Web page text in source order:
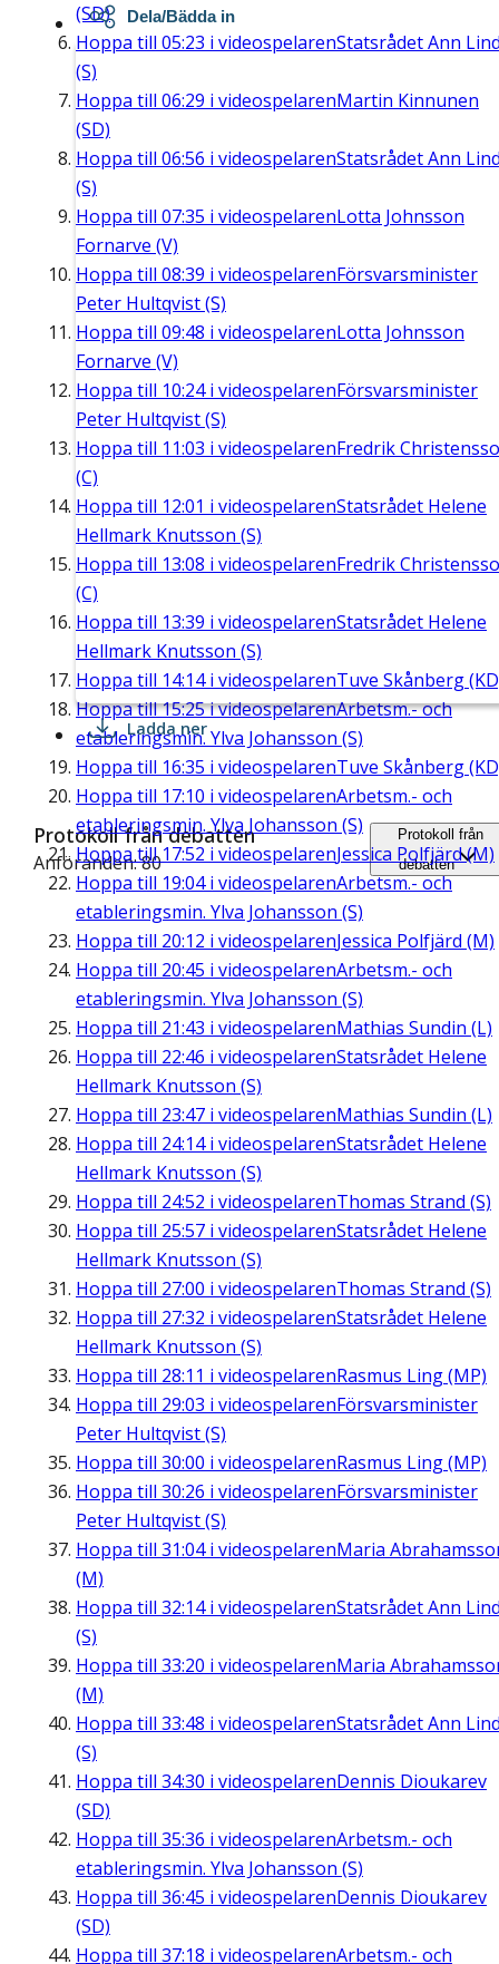
(SD)
Hoppa till 05:23 i videospelarenStatsrådet Ann
(S)
Hoppa till 06:29 i videospelarenMartin Kinnunen
(SD)
Hoppa till 06:56 i videospelarenStatsrådet Ann
(S)
Hoppa till 07:35 i videospelarenLotta Johnsson
Fornarve (V)
Hoppa till 08:39 i videospelarenFörsvarsminister
Peter Hultqvist (S)
Hoppa till 09:48 i videospelarenLotta Johnsson
Fornarve (V)
Hoppa till 10:24i videospelarenFörsvarsminister
Peter Hultqvist (S)
Hoppa till 11:03 i videospelarenFredrik
(C)
Hoppa till 12:01 i videospelarenStatsrådet Helene
Hellmark Knutsson (S)
Hoppa till 13:08 i videospelarenFredrik
(C)
Hoppa till 13:39 i videospelarenStatsrådet Helene
Hellmark Knutsson (S)
Hoppa till 14:14i videospelarenTuve Skånberg
Hoppa till15:25i videospelarenArbetsm.- och
etableringsmin. Ylva Johansson (S)
Hoppa till 16:35 i videospelarenTuve Skånberg
Hoppa till 17:10 i videospelarenArbetsm.- och
etableringsmin. Ylva Johansson (S)
Hoppa till17:52 i videospelarenJessica Polfjärd (M)
Hoppa till 19:04i videospelarenArbetsm.- och
etableringsmin. Ylva Johansson (S)
Hoppa till 20:12 i videospelarenJessica Polfjärd (M)
Hoppa till 20:45 i videospelarenArbetsm.- och
etableringsmin. Ylva Johansson (S)
Hoppa till 21:43 i videospelarenMathias Sundin (L)
Hoppa till 22:46 i videospelarenStatsrådet Helene
Hellmark Knutsson (S)
Hoppa till 23:47 i videospelarenMathias Sundin (L)
Hoppa till 24:14i videospelarenStatsrådet Helene
Hellmark Knutsson (S)
Hoppa till 24:52 i videospelarenThomas Strand (S)
Hoppa till 25:57 i videospelarenStatsrådet Helene
Hellmark Knutsson (S)
Hoppa till 27:00 i videospelarenThomas Strand (S)
Hoppa till 27:32 i videospelarenStatsrådet Helene
Hellmark Knutsson (S)
Hoppa till 28:11 i videospelarenRasmus Ling (MP)
Hoppa till 29:03 i videospelarenFörsvarsminister
Peter Hultqvist (S)
Hoppa till 30:00 i videospelarenRasmus Ling (MP)
Hoppa till 30:26 i videospelarenFörsvarsminister
Peter Hultqvist (S)
Hoppa till 31:04i videospelarenMaria
(M)
Hoppa till 32:14i videospelarenStatsrådet Ann
(S)
Hoppa till 33:20 i videospelarenMaria
(M)
Hoppa till 33:48 i videospelarenStatsrådet Ann
(S)
Hoppa till 34:30 i videospelarenDennis Dioukarev
(SD)
Hoppa till 35:36 i videospelarenArbetsm.- och
etableringsmin. Ylva Johansson (S)
Hoppa till 36:45 i videospelarenDennis Dioukarev
(SD)
Hoppa till 37:18 i videospelarenArbetsm.- och
Dela/Bädda in
Ladda ner
Protokoll från debatten
Anföranden: 80
Protokoll från
debatten